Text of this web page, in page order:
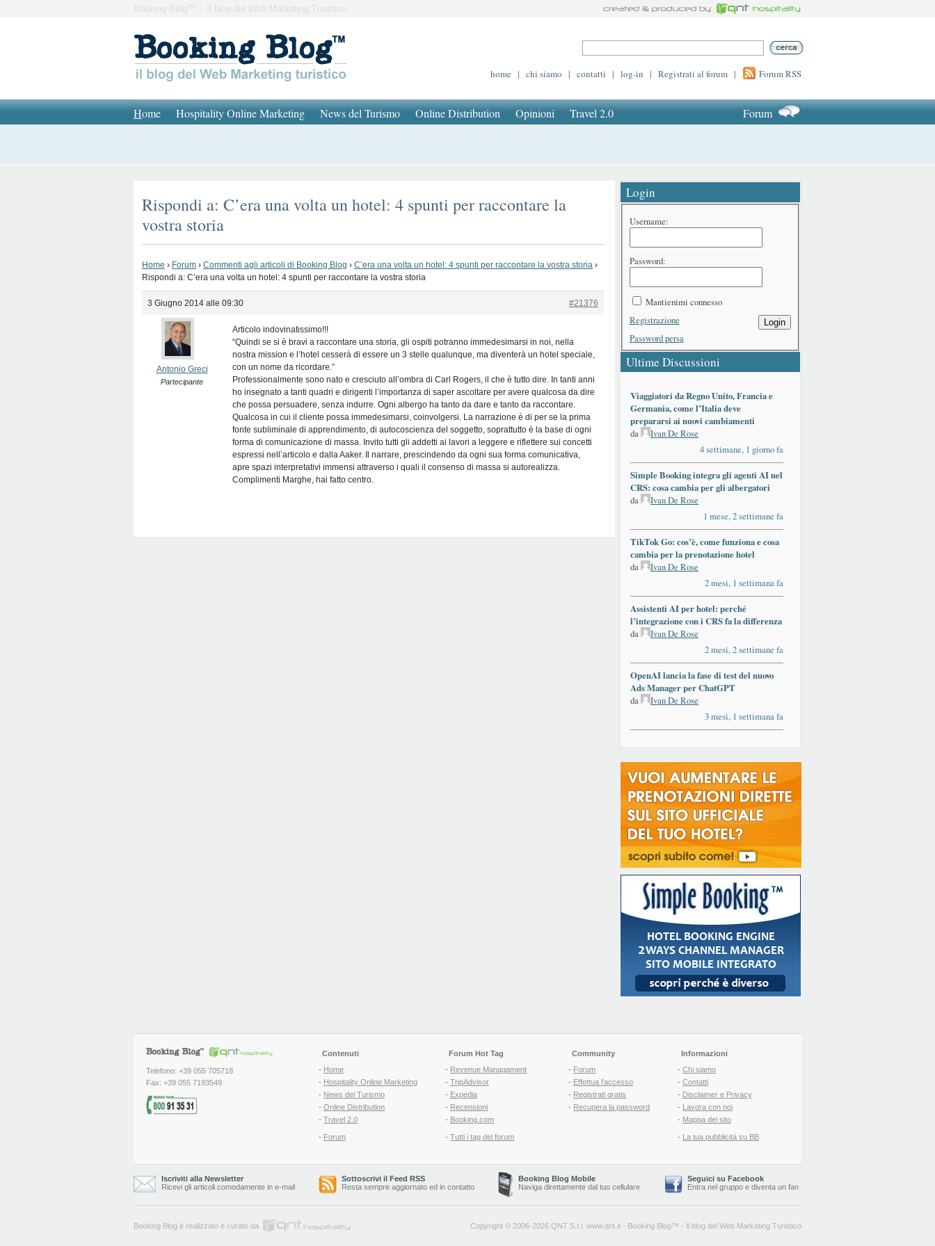
Booking Blog™ – Il blog del Web Marketing Turistico
home | chi siamo | contatti | log-in | Registrati al forum | Forum RSS
Home Hospitality Online Marketing News del Turismo Online Distribution Opinioni Travel 2.0 Forum
Rispondi a: C’era una volta un hotel: 4 spunti per raccontare la
vostra storia
Home › Forum › Commenti agli articoli di Booking Blog › C’era una volta un hotel: 4 spunti per raccontare la vostra storia ›
Rispondi a: C’era una volta un hotel: 4 spunti per raccontare la vostra storia
3 Giugno 2014 alle 09:30 #21376
Antonio Greci
Partecipante
Articolo indovinatissimo!!!
“Quindi se si è bravi a raccontare una storia, gli ospiti potranno immedesimarsi in noi, nella
nostra mission e l’hotel cesserà di essere un 3 stelle qualunque, ma diventerà un hotel speciale,
con un nome da ricordare.”
Professionalmente sono nato e cresciuto all’ombra di Carl Rogers, il che è tutto dire. In tanti anni
ho insegnato a tanti quadri e dirigenti l’importanza di saper ascoltare per avere qualcosa da dire
che possa persuadere, senza indurre. Ogni albergo ha tanto da dare e tanto da raccontare.
Qualcosa in cui il cliente possa immedesimarsi, coinvolgersi. La narrazione è di per se la prima
fonte subliminale di apprendimento, di autocoscienza del soggetto, soprattutto è la base di ogni
forma di comunicazione di massa. Invito tutti gli addetti ai lavori a leggere e riflettere sui concetti
espressi nell’articolo e dalla Aaker. Il narrare, prescindendo da ogni sua forma comunicativa,
apre spazi interpretativi immensi attraverso i quali il consenso di massa si autorealizza.
Complimenti Marghe, hai fatto centro.
Login
Username:
Password:
Mantienimi connesso
Login
Registrazione
Password persa
Ultime Discussioni
Viaggiatori da Regno Unito, Francia e
Germania, come l’Italia deve
prepararsi ai nuovi cambiamenti
da
Ivan De Rose
4 settimane, 1 giorno fa
Simple Booking integra gli agenti AI nel
CRS: cosa cambia per gli albergatori
da
Ivan De Rose
1 mese, 2 settimane fa
TikTok Go: cos’è, come funziona e cosa
cambia per la prenotazione hotel
da
Ivan De Rose
2 mesi, 1 settimana fa
Assistenti AI per hotel: perché
l’integrazione con i CRS fa la differenza
da
Ivan De Rose
2 mesi, 2 settimane fa
OpenAI lancia la fase di test del nuovo
Ads Manager per ChatGPT
da
Ivan De Rose
3 mesi, 1 settimana fa
Telefono: +39 055 705718
Fax: +39 055 7193549
Contenuti
- Home
- Hospitality Online Marketing
- News del Turismo
- Online Distribution
- Travel 2.0
- Forum
Forum Hot Tag
- Revenue Managament
- TripAdvisor
- Expedia
- Recensioni
- Booking.com
- Tutti i tag del forum
Community
- Forum
- Effettua l'accesso
- Registrati gratis
- Recupera la password
Informazioni
- Chi siamo
- Contatti
- Disclaimer e Privacy
- Lavora con noi
- Mappa del sito
- La tua pubblicità su BB
Iscriviti alla Newsletter
Ricevi gli articoli comodamente in e-mail
Sottoscrivi il Feed RSS
Resta sempre aggiornato ed in contatto
Booking Blog Mobile
Naviga direttamente dal tuo cellulare
Seguici su Facebook
Entra nel gruppo e diventa un fan
Booking Blog è realizzato e curato da Copyright © 2006-2026 QNT S.r.l. www.qnt.it - Booking Blog™ - Il blog del Web Marketing Turistico